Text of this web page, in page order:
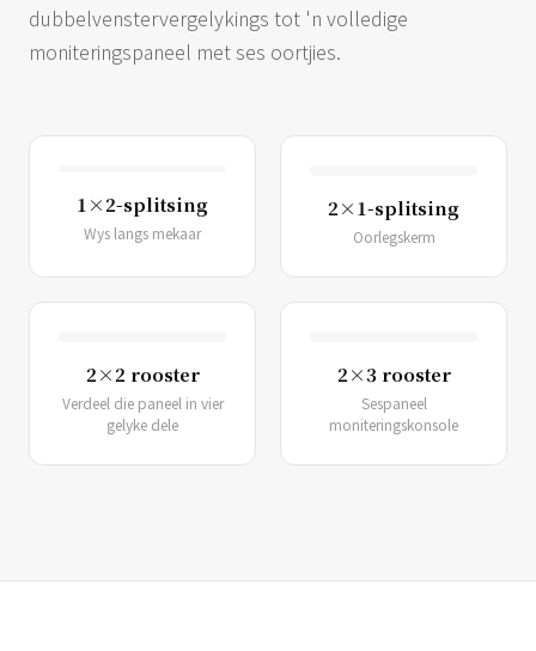
dubbelvenstervergelykings tot 'n volledige
moniteringspaneel met ses oortjies.
1×2-splitsing
Wys langs mekaar
2×1-splitsing
Oorlegskerm
2×2 rooster
Verdeel die paneel in vier
gelyke dele
2×3 rooster
Sespaneel
moniteringskonsole